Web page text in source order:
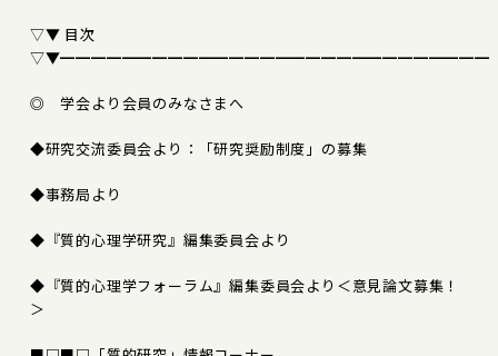
▽▼ 目次
▽▼━━━━━━━━━━━━━━━━━━━━━━━━━━━━
◎ 学会より会員のみなさまへ
◆研究交流委員会より：「研究奨励制度」の募集
◆事務局より
◆『質的心理学研究』編集委員会より
◆『質的心理学フォーラム』編集委員会より＜意見論文募集！
＞